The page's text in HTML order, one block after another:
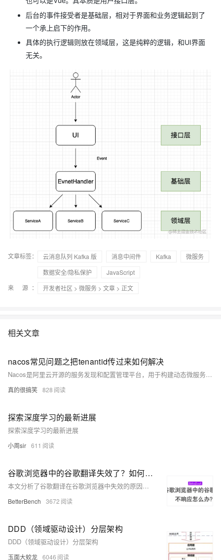
后台的事件接受者是基础层，相对于界面和业务逻辑起到了
一个承上启下的作用。
具体的执行逻辑则放在领域层，这是纯粹的逻辑，和UI界面
无关。
文章标签： 云消息队列 Kafka 版 消息中间件 Kafka
微服务
数据安全/隐私保护
JavaScript
来 源：
开发者社区 > 微服务 > 文章 > 正文
相关文章
nacos常见问题之把tenantid传过来如何解决
Nacos是阿里云开源的服务发现和配置管理平台，用于构建动态微服务应用架构；本汇总针对Nacos在实际应用中用户常遇到的问题进行了归纳和解答，旨在帮助开发者和运维人员高效解决使用Nacos时的各类疑难杂症。
真的很搞笑 828
探索深度学习的最新进展
探索深度学习的最新进展
小周sir 611
谷歌浏览器中的谷歌翻译失效了？如何解决谷歌翻译不响应问题？
本文分析了谷歌翻译在谷歌浏览器中失效的原因，并提供了针对Mac OS、Windows和Linux系统的解决方案，包括下载和执行特定软件以修复翻译服务不响应的问题。
BetterBench 3672
DDD（领域驱动设计）分层架构
DDD（领域驱动设计）分层架构
玉面大蛟龙 6046